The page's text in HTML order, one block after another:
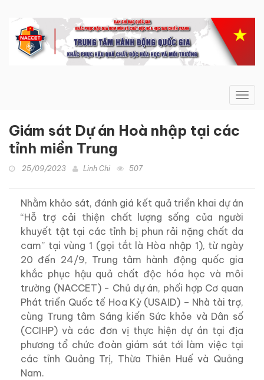
Giám sát Dự án Hoà nhập tại các
tỉnh miền Trung
25/09/2023 Linh Chi 507
Nhằm khảo sát, đánh giá kết quả triển khai dự án
“Hỗ trợ cải thiện chất lượng sống của người
khuyết tật tại các tỉnh bị phun rải nặng chất da
cam” tại vùng 1 (gọi tắt là Hòa nhập 1), từ ngày
20 đến 24/9, Trung tâm hành động quốc gia
khắc phục hậu quả chất độc hóa học và môi
trường (NACCET) - Chủ dự án, phối hợp Cơ quan
Phát triển Quốc tế Hoa Kỳ (USAID) – Nhà tài trợ,
cùng Trung tâm Sáng kiến Sức khỏe và Dân số
(CCIHP) và các đơn vị thực hiện dự án tại địa
phương tổ chức đoàn giám sát tới làm việc tại
các tỉnh Quảng Trị, Thừa Thiên Huế và Quảng
Nam.